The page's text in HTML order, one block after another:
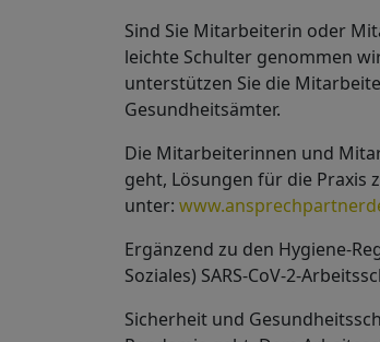
Sind Sie Mitarbeiterin oder
leichte Schulter genommen
unterstützen Sie die
Gesundheitsämter.
Die Mitarbeiterinnen und
geht, Lösungen für die Praxis
unter:
Ergänzend zu den Hygiene-
Soziales) SARS-CoV-2-
Sicherheit und